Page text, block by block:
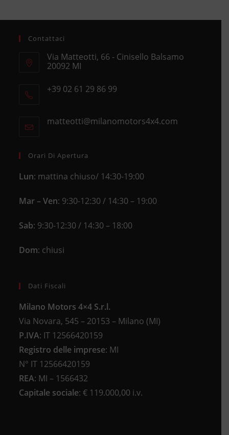
Contattaci
Via Matteotti, 66 - Cinisello Balsamo
20092 MI
in
+39 02 61 29 86 99
your
matteotti@milanomotors4x4.comOpens
Orari Di Apertura
Lun: mattina chiuso/ 14:30-19:00
Mar – Ven: 9:30-12:30 / 14:30 – 19:00
Sab: 9:30-12:30 / 14:30 – 18:00
Dom: chiusi
Dati Fiscali
Milano Motors 4×4 S.r.l.
Via Novara, 545 – 20153 – Milano (MI)
P.IVA: IT 12566420159
Registro delle imprese: MI
N° IT 12566420159
REA: MI – 1566432
Capitale sociale: € 119.000,00 i.v.